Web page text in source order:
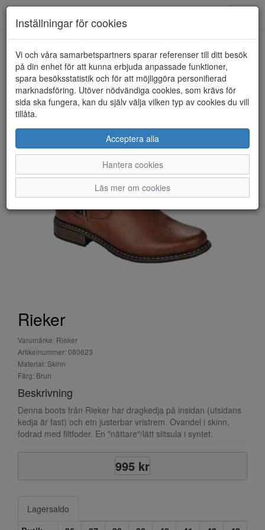
HEM RIEKER
Rieker
Varumärke: Rieker
Artikelnummer: 080623
Material: Skinn
Färg: Brun
Beskrivning
Denna boots från Rieker har dragkedja på insidan (utsidans
kedja är fast) och etn justerbar vristrem. Ovandel i skinn,
fodrad med filtfoder. En "nättare"/lätt slitsula i syntet.
995 kr
Lagersaldo
Inställningar för cookies
Vi och våra samarbetspartners sparar referenser till ditt besök
på din enhet för att kunna erbjuda anpassade funktioner,
spara besöksstatistik och för att möjliggöra personifierad
marknadsföring. Utöver nödvändiga cookies, som krävs för
sida ska fungera, kan du själv välja vilken typ av cookies du vill
tillåta.
Acceptera alla
Hantera cookies
Läs mer om cookies